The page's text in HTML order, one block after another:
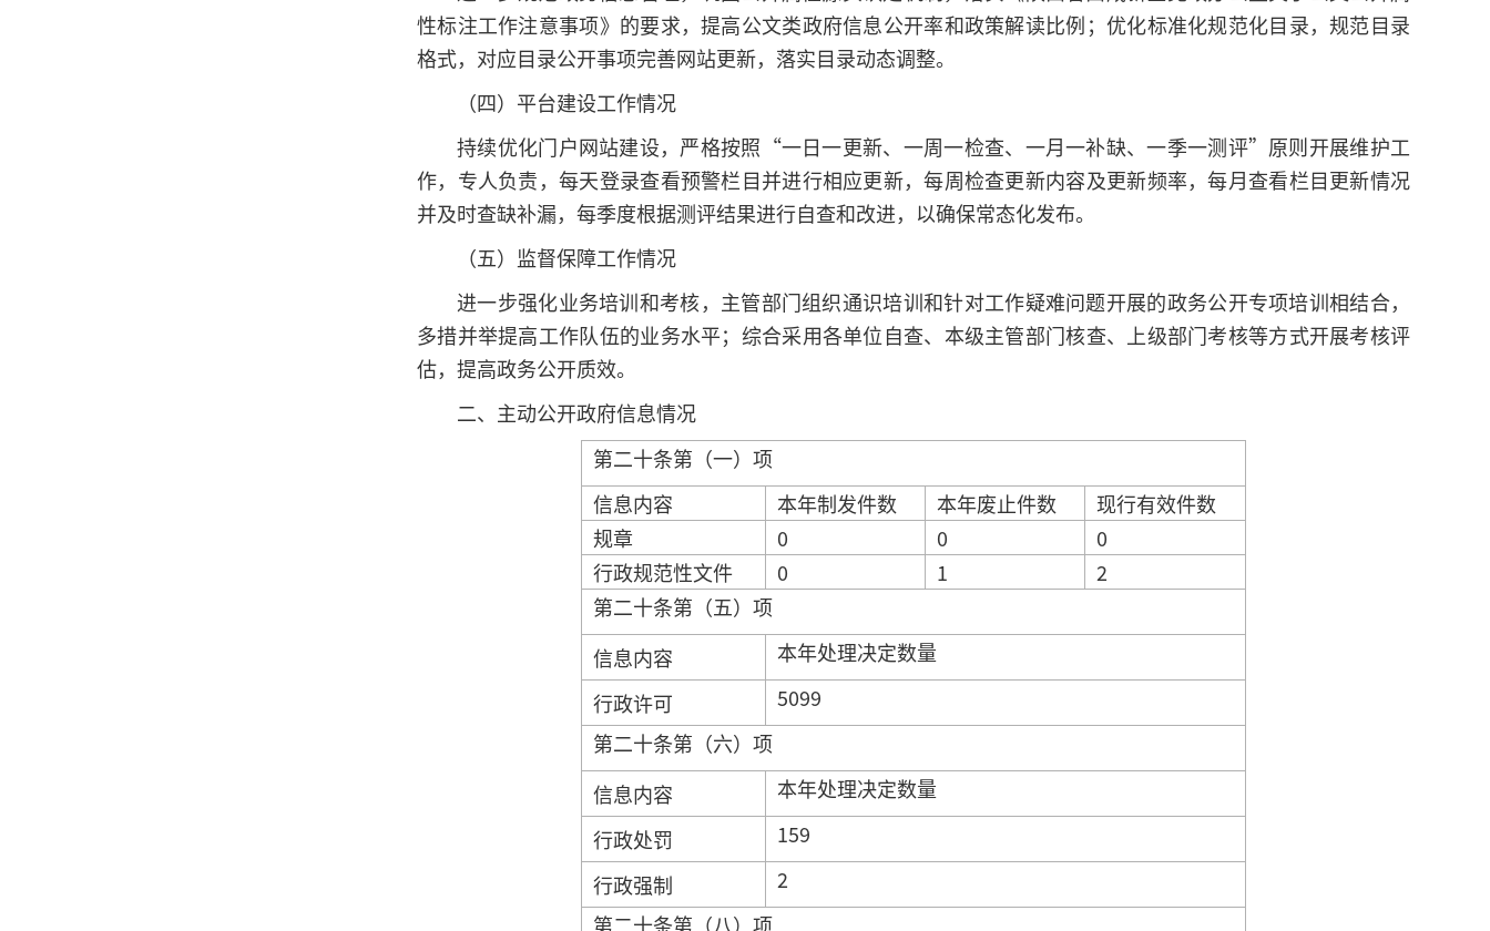
性标注工作注意事项》的要求，提高公文类政府信息公开率和政策解读比例；优化标准化规范化目录，规范目录
格式，对应目录公开事项完善网站更新，落实目录动态调整。
（四）平台建设工作情况
持续优化门户网站建设，严格按照“一日一更新、一周一检查、一月一补缺、一季一测评”原则开展维护工
作，专人负责，每天登录查看预警栏目并进行相应更新，每周检查更新内容及更新频率，每月查看栏目更新情况
并及时查缺补漏，每季度根据测评结果进行自查和改进，以确保常态化发布。
（五）监督保障工作情况
进一步强化业务培训和考核，主管部门组织通识培训和针对工作疑难问题开展的政务公开专项培训相结合，
多措并举提高工作队伍的业务水平；综合采用各单位自查、本级主管部门核查、上级部门考核等方式开展考核评
估，提高政务公开质效。
二、主动公开政府信息情况
第二十条第（一）项
信息内容
本年制发件数 本年废止件数
现行有效件数
规章
0 0
0
行政规范性文件
0 1
2
第二十条第（五）项
信息内容
本年处理决定数量
行政许可
5099
第二十条第（六）项
信息内容
本年处理决定数量
行政处罚
159
行政强制
2
第二十条第（八）项